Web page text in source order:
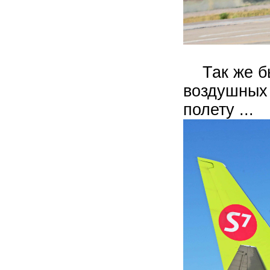
Так же
воздушных
полету ...